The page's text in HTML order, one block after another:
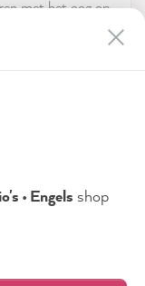
met het oog op
die in de
deze
delivery and a
• Engels shop